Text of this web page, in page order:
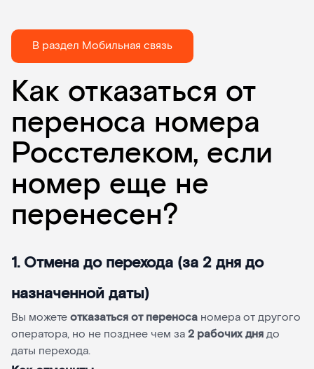
В раздел Мобильная связь
Как отказаться от
переноса номера
Росстелеком, если
номер еще не
перенесен?
1. Отмена до перехода (за 2 дня до
назначенной даты)
Вы можетеотказаться от переноса номера от другого
оператора, но не позднее чем за2 рабочих днядо
даты перехода.